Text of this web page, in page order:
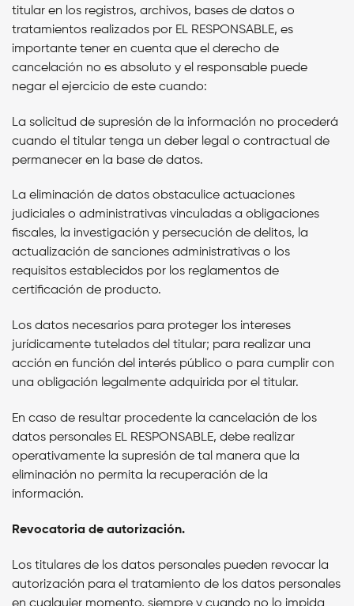
titular en los registros, archivos, bases de datos o
tratamientos realizados por EL RESPONSABLE, es
importante tener en cuenta que el derecho de
cancelación no es absoluto y el responsable puede
negar el ejercicio de este cuando:
La solicitud de supresión de la información no procederá
cuando el titular tenga un deber legal o contractual de
permanecer en la base de datos.
La eliminación de datos obstaculice actuaciones
judiciales o administrativas vinculadas a obligaciones
fiscales, la investigación y persecución de delitos, la
actualización de sanciones administrativas o los
requisitos establecidos por los reglamentos de
certificación de producto.
Los datos necesarios para proteger los intereses
jurídicamente tutelados del titular; para realizar una
acción en función del interés público o para cumplir con
una obligación legalmente adquirida por el titular.
En caso de resultar procedente la cancelación de los
datos personales EL RESPONSABLE, debe realizar
operativamente la supresión de tal manera que la
eliminación no permita la recuperación de la
información.
Revocatoria de autorización.
Los titulares de los datos personales pueden revocar la
autorización para el tratamiento de los datos personales
en cualquier momento, siempre y cuando no lo impida